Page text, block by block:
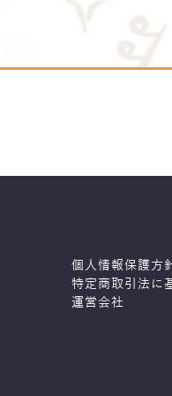
個人情報保護方
特定商取引法に
運営会社